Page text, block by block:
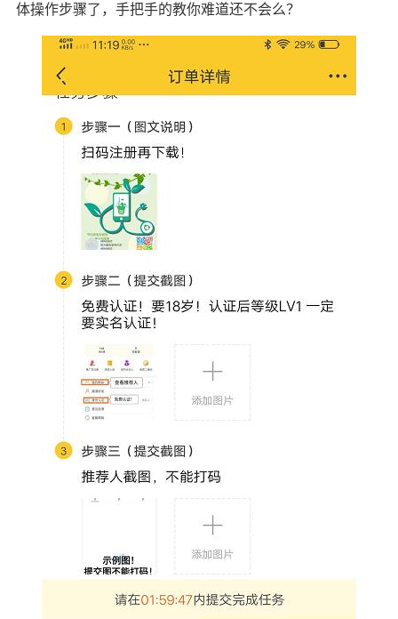
体操作步骤了，手把手的教你难道还不会么？